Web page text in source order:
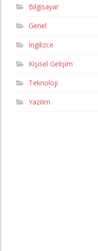
Bilgisayar
Genel
İngilizce
Kişisel Gelişim
Teknoloji
Yazılım